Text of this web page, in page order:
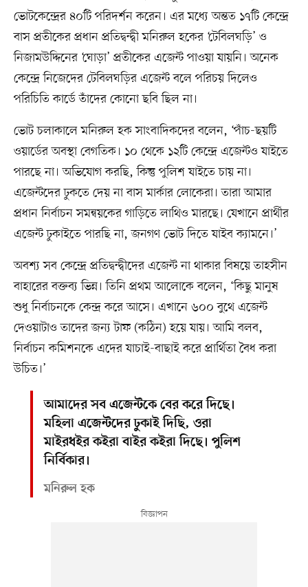
ভোটকেন্দ্রের ৪০টি পরিদর্শন করেন। এর মধ্যে অন্তত ১৭টি কেন্দ্রে
বাস প্রতীকের প্রধান প্রতিদ্বন্দ্বী মনিরুল হকের ‘টেবিলঘড়ি’ ও
নিজামউদ্দিনের ‘ঘোড়া’ প্রতীকের এজেন্ট পাওয়া যায়নি। অনেক
কেন্দ্রে নিজেদের টেবিলঘড়ির এজেন্ট বলে পরিচয় দিলেও
পরিচিতি কার্ডে তাঁদের কোনো ছবি ছিল না।
ভোট চলাকালে মনিরুল হক সাংবাদিকদের বলেন, ‘পাঁচ-ছয়টি
ওয়ার্ডের অবস্থা বেগতিক। ১০ থেকে ১২টি কেন্দ্রে এজেন্টও যাইতে
পারছে না। অভিযোগ করছি, কিন্তু পুলিশ যাইতে চায় না।
এজেন্টদের ঢুকতে দেয় না বাস মার্কার লোকেরা। তারা আমার
প্রধান নির্বাচন সমন্বয়কের গাড়িতে লাথিও মারছে। যেখানে প্রার্থীর
এজেন্ট ঢুকাইতে পারছি না, জনগণ ভোট দিতে যাইব ক্যামনে।’
অবশ্য সব কেন্দ্রে প্রতিদ্বন্দ্বীদের এজেন্ট না থাকার বিষয়ে তাহসীন
বাহারের বক্তব্য ভিন্ন। তিনি প্রথম আলোকে বলেন, ‘কিছু মানুষ
শুধু নির্বাচনকে কেন্দ্র করে আসে। এখানে ৬০০ বুথে এজেন্ট
দেওয়াটাও তাদের জন্য টাফ (কঠিন) হয়ে যায়। আমি বলব,
নির্বাচন কমিশনকে এদের যাচাই-বাছাই করে প্রার্থিতা বৈধ করা
উচিত।’
আমাদের সব এজেন্টকে বের করে দিছে।
মহিলা এজেন্টদের ঢুকাই দিছি, ওরা
মাইরধইর কইরা বাইর কইরা দিছে। পুলিশ
নির্বিকার।
মনিরুল হক